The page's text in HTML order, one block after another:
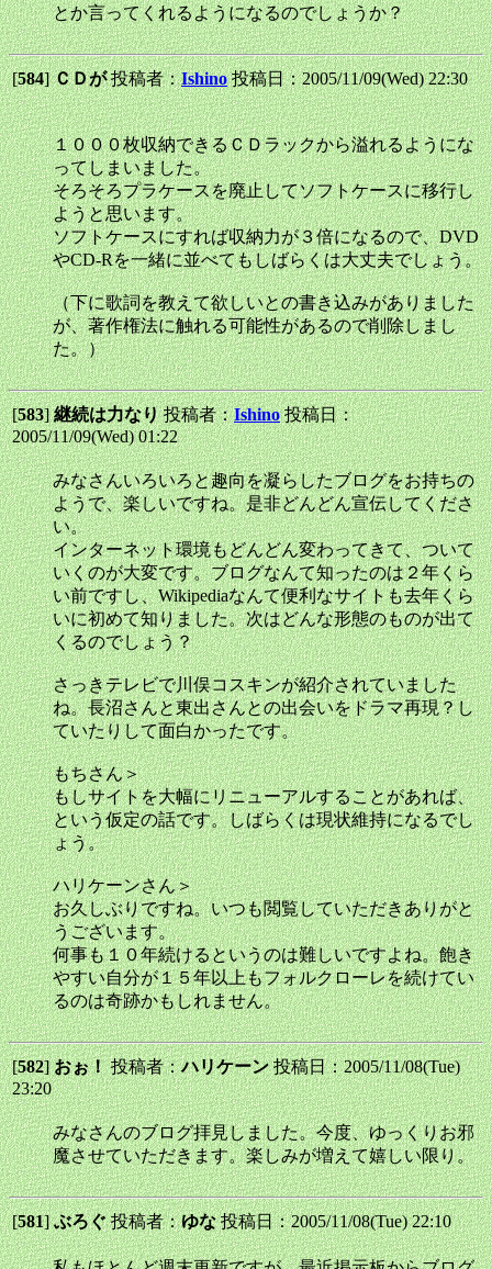
とか言ってくれるようになるのでしょうか？
[584]ＣＤが投稿者：Ishino 投稿日：2005/11/09(Wed) 22:30
１０００枚収納できるＣＤラックから溢れるようにな
ってしまいました。
そろそろプラケースを廃止してソフトケースに移行し
ようと思います。
ソフトケースにすれば収納力が３倍になるので、DVD
やCD-Rを一緒に並べてもしばらくは大丈夫でしょう。
（下に歌詞を教えて欲しいとの書き込みがありました
が、著作権法に触れる可能性があるので削除しまし
た。）
[583]継続は力なり投稿者：Ishino 投稿日：
2005/11/09(Wed) 01:22
みなさんいろいろと趣向を凝らしたブログをお持ちの
ようで、楽しいですね。是非どんどん宣伝してくださ
い。
インターネット環境もどんどん変わってきて、ついて
いくのが大変です。ブログなんて知ったのは２年くら
い前ですし、Wikipediaなんて便利なサイトも去年くら
いに初めて知りました。次はどんな形態のものが出て
くるのでしょう？
さっきテレビで川俣コスキンが紹介されていました
ね。長沼さんと東出さんとの出会いをドラマ再現？し
ていたりして面白かったです。
もちさん＞
もしサイトを大幅にリニューアルすることがあれば、
という仮定の話です。しばらくは現状維持になるでし
ょう。
ハリケーンさん＞
お久しぶりですね。いつも閲覧していただきありがと
うございます。
何事も１０年続けるというのは難しいですよね。飽き
やすい自分が１５年以上もフォルクローレを続けてい
るのは奇跡かもしれません。
[582]おぉ！投稿者：ハリケーン投稿日：2005/11/08(Tue)
23:20
みなさんのブログ拝見しました。今度、ゆっくりお邪
魔させていただきます。楽しみが増えて嬉しい限り。
[581]ぶろぐ投稿者：ゆな投稿日：2005/11/08(Tue) 22:10